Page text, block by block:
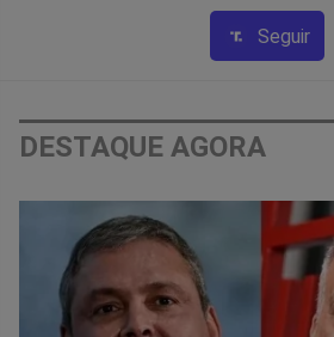
Seguir
DESTAQUE AGORA